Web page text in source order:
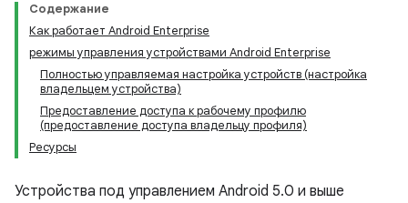
Содержание
Как работает Android Enterprise
режимы управления устройствами Android Enterprise
Полностью управляемая настройка устройств (настройка
владельцем устройства)
Предоставление доступа к рабочему профилю
(предоставление доступа владельцу профиля)
Ресурсы
Устройства под управлением Android 5.0 и выше